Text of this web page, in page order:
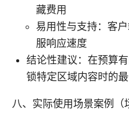
藏费用
易用性与支持：客
服响应速度
结论性建议：在预算
锁特定区域内容时的最
八、实际使用场景案例（